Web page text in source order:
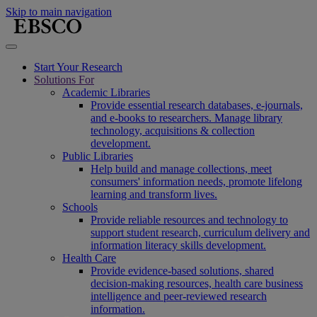
Skip to main navigation
Start Your Research
Solutions For
Academic Libraries
Provide essential research databases, e-journals,
and e-books to researchers. Manage library
technology, acquisitions & collection
development.
Public Libraries
Help build and manage collections, meet
consumers' information needs, promote lifelong
learning and transform lives.
Schools
Provide reliable resources and technology to
support student research, curriculum delivery and
information literacy skills development.
Health Care
Provide evidence-based solutions, shared
decision-making resources, health care business
intelligence and peer-reviewed research
information.